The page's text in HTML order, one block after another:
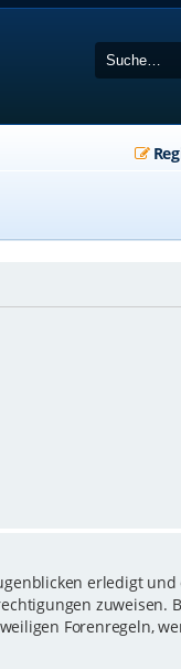
erledigt
zuweisen.
Forenregeln,